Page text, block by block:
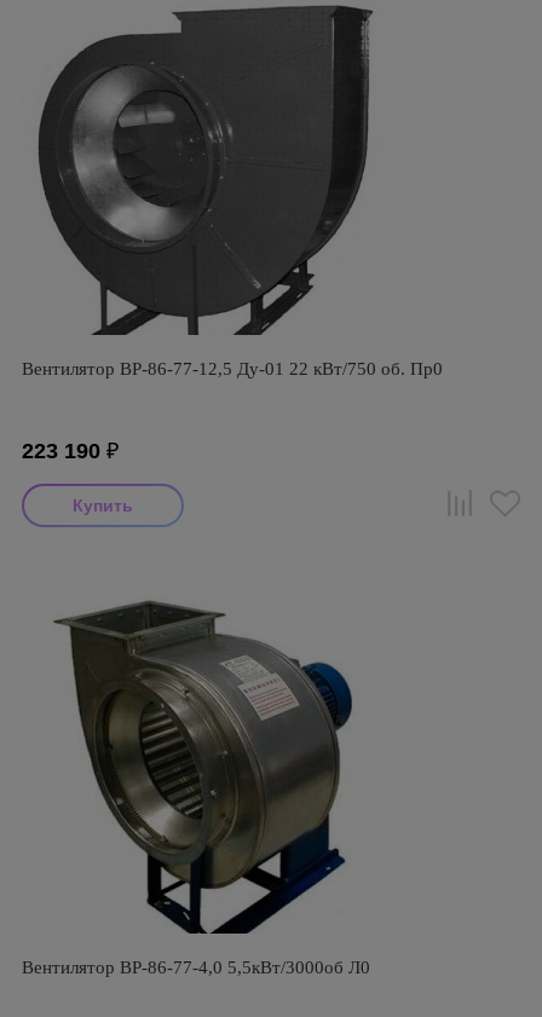
Вентилятор ВР-86-77-12,5 Ду-01 22 кВт/750 об. Пр0
223 190 ₽
Вентилятор ВР-86-77-4,0 5,5кВт/3000об Л0